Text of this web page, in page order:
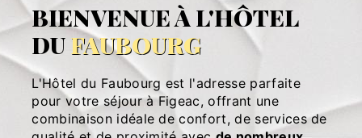
BIENVENUE À L'HÔTEL
DUFAUBOURG
L'Hôtel du Faubourg est l'adresse parfaite
pour votre séjour à Figeac, offrant une
combinaison idéale de confort, de services de